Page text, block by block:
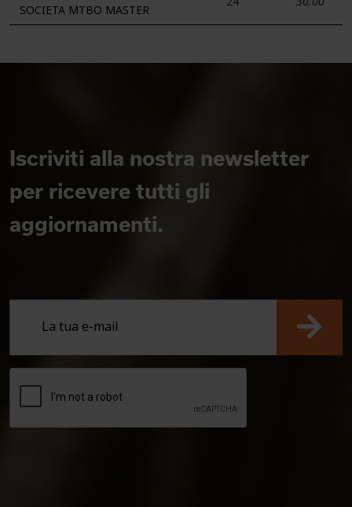
SOCIETA MTBO MASTER
Iscriviti alla nostra newsletter
per ricevere tutti gli
aggiornamenti.